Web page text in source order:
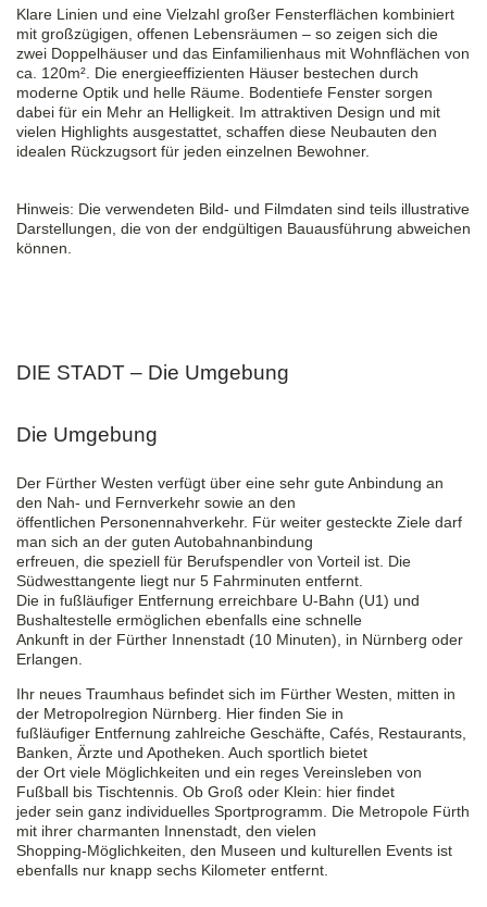
Klare Linien und eine Vielzahl großer Fensterflächen kombiniert
mit großzügigen, offenen Lebensräumen – so zeigen sich die
zwei Doppelhäuser und das Einfamilienhaus mit Wohnflächen von
ca. 120m². Die energieeffizienten Häuser bestechen durch
moderne Optik und helle Räume. Bodentiefe Fenster sorgen
dabei für ein Mehr an Helligkeit. Im attraktiven Design und mit
vielen Highlights ausgestattet, schaffen diese Neubauten den
idealen Rückzugsort für jeden einzelnen Bewohner.
Hinweis: Die verwendeten Bild- und Filmdaten sind teils illustrative
Darstellungen, die von der endgültigen Bauausführung abweichen
können.
DIE STADT – Die Umgebung
Die Umgebung
Der Fürther Westen verfügt über eine sehr gute Anbindung an
den Nah- und Fernverkehr sowie an den
öffentlichen Personennahverkehr. Für weiter gesteckte Ziele darf
man sich an der guten Autobahnanbindung
erfreuen, die speziell für Berufspendler von Vorteil ist. Die
Südwesttangente liegt nur 5 Fahrminuten entfernt.
Die in fußläufiger Entfernung erreichbare U-Bahn (U1) und
Bushaltestelle ermöglichen ebenfalls eine schnelle
Ankunft in der Fürther Innenstadt (10 Minuten), in Nürnberg oder
Erlangen.
Ihr neues Traumhaus befindet sich im Fürther Westen, mitten in
der Metropolregion Nürnberg. Hier finden Sie in
fußläufiger Entfernung zahlreiche Geschäfte, Cafés, Restaurants,
Banken, Ärzte und Apotheken. Auch sportlich bietet
der Ort viele Möglichkeiten und ein reges Vereinsleben von
Fußball bis Tischtennis. Ob Groß oder Klein: hier findet
jeder sein ganz individuelles Sportprogramm. Die Metropole Fürth
mit ihrer charmanten Innenstadt, den vielen
Shopping-Möglichkeiten, den Museen und kulturellen Events ist
ebenfalls nur knapp sechs Kilometer entfernt.